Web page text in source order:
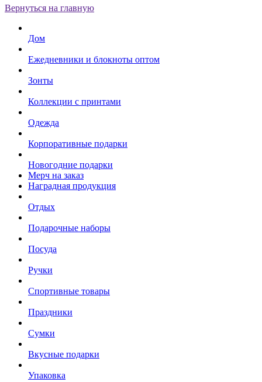
Вернуться на главную
Дом
Ежедневники и блокноты оптом
Зонты
Коллекции с принтами
Одежда
Корпоративные подарки
Новогодние подарки
Мерч на заказ
Наградная продукция
Отдых
Подарочные наборы
Посуда
Ручки
Спортивные товары
Праздники
Сумки
Вкусные подарки
Упаковка